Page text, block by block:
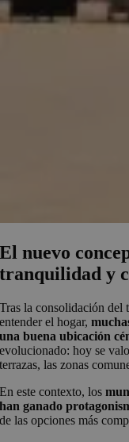
El nuevo
tranquilidad y
Tras la consolidación del
entender el hogar,
una buena ubicación
evolucionado: hoy se
terrazas, las zonas
En este contexto, los
han ganado
de las opciones más